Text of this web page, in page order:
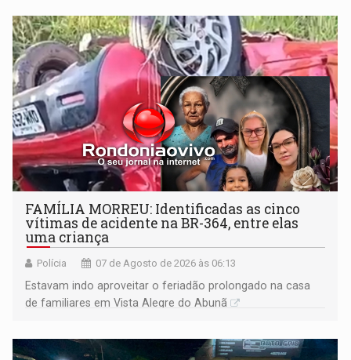
FAMÍLIA MORREU: Identificadas as cinco
vítimas de acidente na BR-364, entre elas
uma criança
Polícia 07 de Agosto de 2026 às 06:13
Estavam indo aproveitar o feriadão prolongado na casa
de familiares em Vista Alegre do Abunã